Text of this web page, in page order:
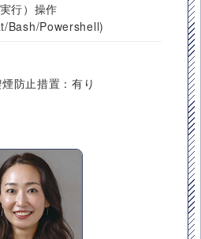
行）操作
Bash/Powershell)
防止措置：有り